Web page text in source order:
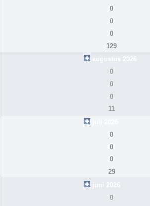
0
0
0
129
augustus 2026
0
0
0
11
0
0
0
29
juni 2026
0